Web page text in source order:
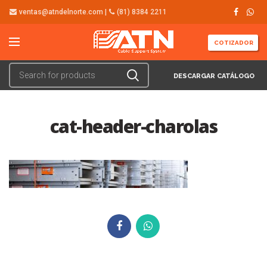
ventas@atndelnorte.com | (81) 8384 2211
COTIZADOR
DESCARGAR CATÁLOGO
cat-header-charolas